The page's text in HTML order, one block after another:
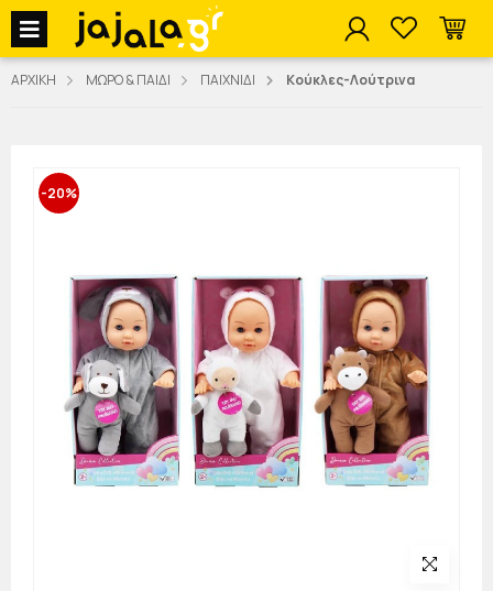
jajala Menu
ΑΡΧΙΚΗ ΜΩΡΟ & ΠΑΙΔΙ ΠΑΙΧΝΙΔΙ Κούκλες-Λούτρινα
-20%